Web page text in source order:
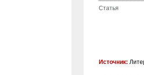
Статья
Источник: